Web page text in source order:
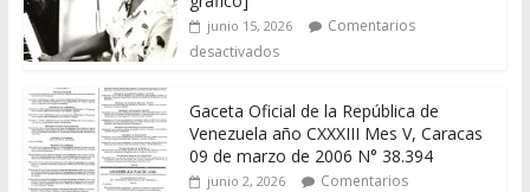
junio 15, 2026
Comentarios
desactivados
Gaceta Oficial de la República de
Venezuela año CXXXIII Mes V, Caracas
09 de marzo de 2006 N° 38.394
junio 2, 2026
Comentarios